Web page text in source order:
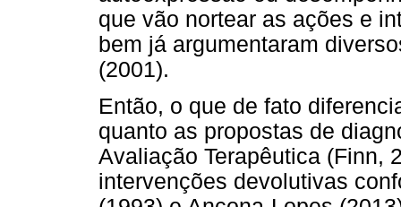
que vão nortear as ações e
bem já argumentaram
(2001).
Então, o que de fato
quanto as propostas de
Avaliação Terapêutica (Finn,
intervenções devolutivas